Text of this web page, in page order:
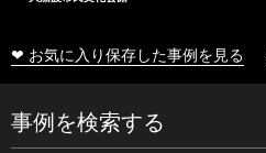
❤ お気に入り保存した事例を見る
事例を検索する